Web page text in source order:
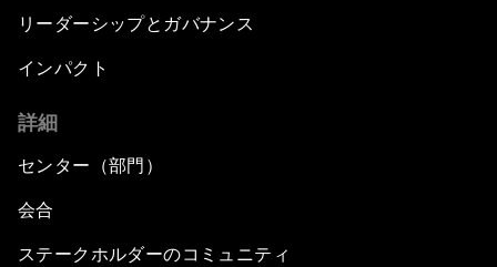
リーダーシップとガバナンス
インパクト
詳細
センター（部門）
会合
ステークホルダーのコミュニティ